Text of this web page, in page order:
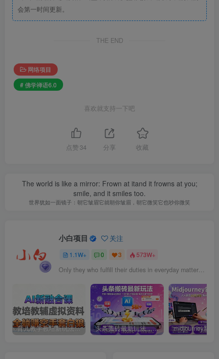
会第一时间更新。
THE END
网络项目
# 佛学禅语6.0
喜欢就支持一下吧
点赞 34 分享 收藏
The world is like a mirror: Frown at itand it frowns at you;
smile, and it smiles too.
世界犹如一面镜子：朝它皱眉它就朝你皱眉，朝它微笑它也吵你微笑
小白项目 关注
1.1W+ 0 3 573W+
Only they who fulfill their duties in everyday matters will fulfill them on great occasions.
育儿教学教培新玩法，AI生成教学视频，市场大，操作简单，变现天花板非常高 头条搬砖最新玩法，文章+视频用AI全搞定，一天5张+不是问题，每天只需10分钟